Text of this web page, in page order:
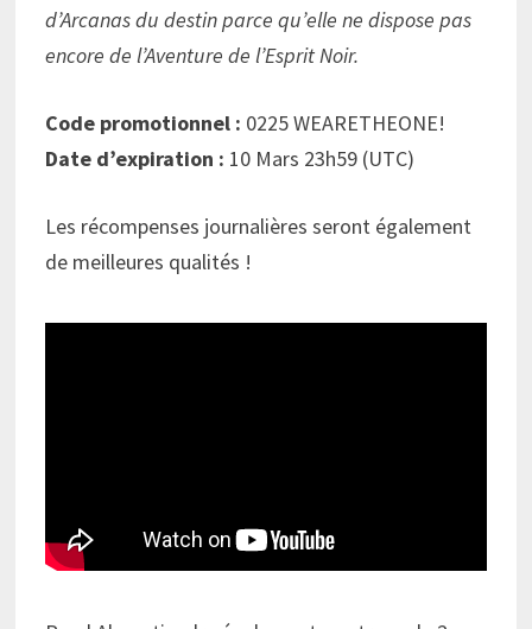
d’Arcanas du destin parce qu’elle ne dispose pas
encore de l’Aventure de l’Esprit Noir.
Code promotionnel : 0225 WEARETHEONE!
Date d’expiration : 10 Mars 23h59 (UTC)
Les récompenses journalières seront également
de meilleures qualités !